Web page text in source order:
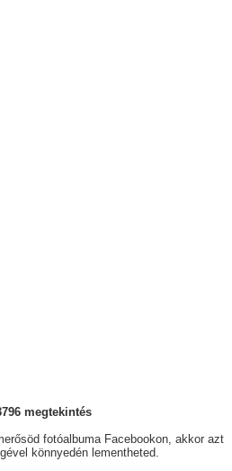
megtekintés
fotóalbuma Facebookon, akkor azt
könnyedén lementheted.